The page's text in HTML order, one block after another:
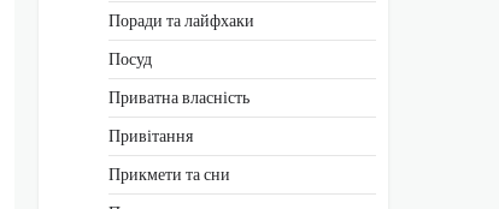
Поради та лайфхаки
Посуд
Приватна власність
Привітання
Прикмети та сни